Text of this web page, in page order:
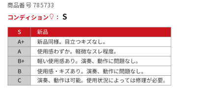
中古
商品番号 785733
コンディション
： S